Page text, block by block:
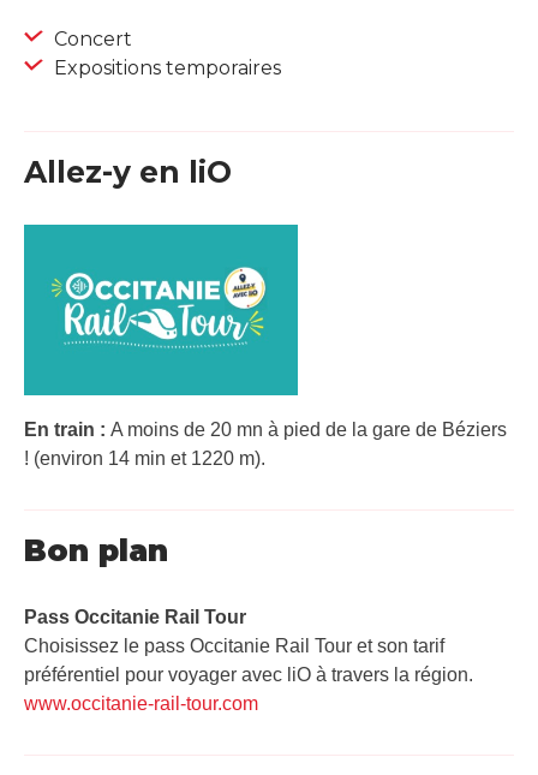
Concert
Expositions temporaires
Allez-y en liO
En train : A moins de 20 mn à pied de la gare de Béziers
! (environ 14 min et 1220 m).
Bon plan
Pass Occitanie Rail Tour​
Choisissez le pass Occitanie Rail Tour et son tarif
préférentiel pour voyager avec liO à travers la région.
www.occitanie-rail-tour.com